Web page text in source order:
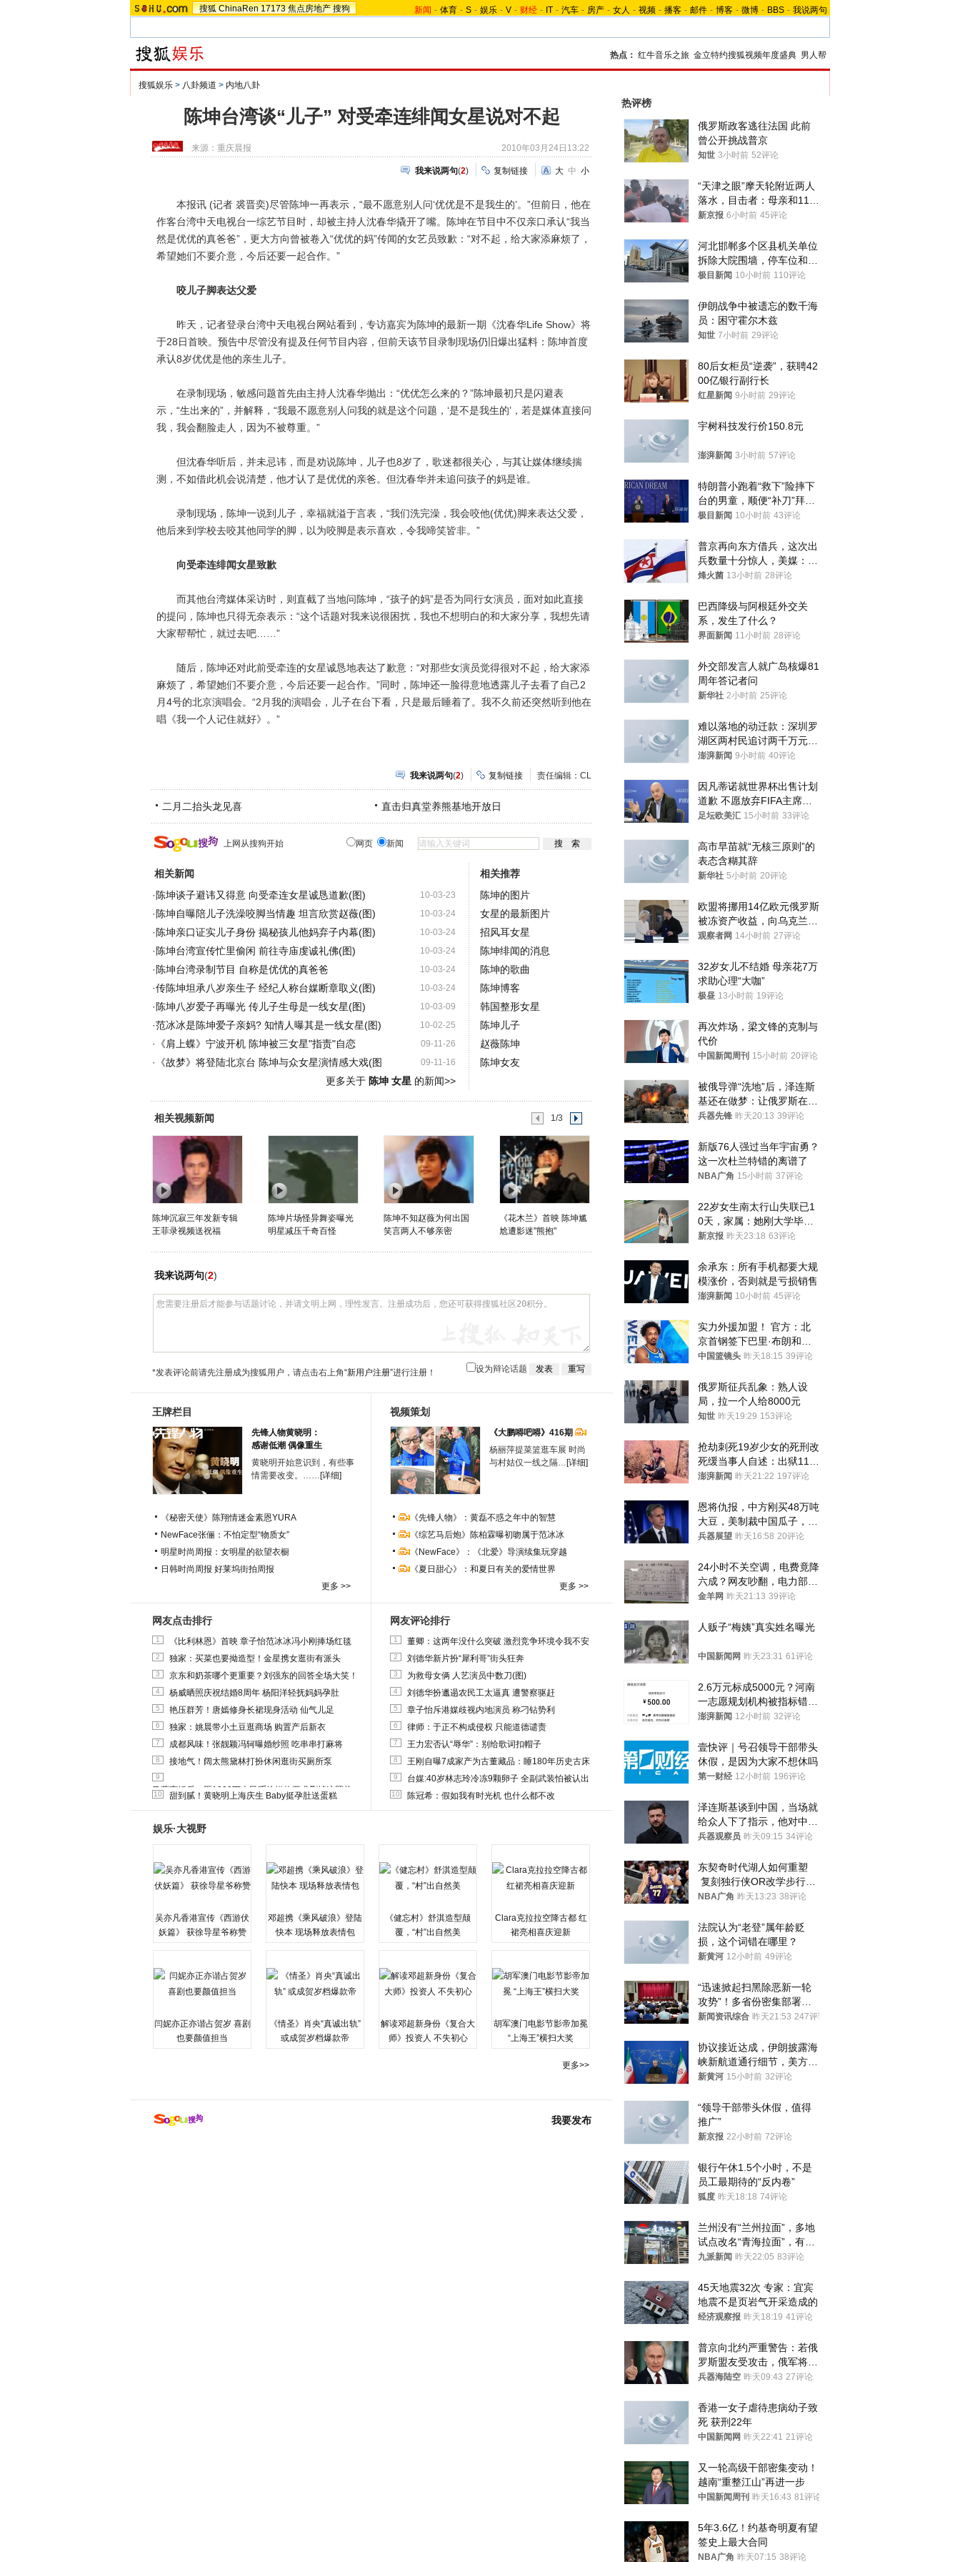
搜狐 ChinaRen 17173 焦点房地产 搜狗 新闻 - 体育 - S - 娱乐 - V - 财经 - IT - 汽车 - 房产 - 女人 - 视频 - 播客 - 邮件 - 博客 - 微博 - BBS - 我说两句
热点： 红牛音乐之旅 金立特约搜狐视频年度盛典 男人帮
搜狐娱乐 > 八卦频道 > 内地八卦
陈坤台湾谈“儿子” 对受牵连绯闻女星说对不起
来源：重庆晨报 2010年03月24日13:22
我来说两句(2) 复制链接 大 中 小
本报讯 (记者 裘晋奕)尽管陈坤一再表示，“最不愿意别人问‘优优是不是我生的’。”但前日，他在
作客台湾中天电视台一综艺节目时，却被主持人沈春华撬开了嘴。陈坤在节目中不仅亲口承认“我当
然是优优的真爸爸”，更大方向曾被卷入“优优的妈”传闻的女艺员致歉：“对不起，给大家添麻烦了，
希望她们不要介意，今后还要一起合作。”
咬儿子脚表达父爱
昨天，记者登录台湾中天电视台网站看到，专访嘉宾为陈坤的最新一期《沈春华Life Show》将
于28日首映。预告中尽管没有提及任何节目内容，但前天该节目录制现场仍旧爆出猛料：陈坤首度
承认8岁优优是他的亲生儿子。
在录制现场，敏感问题首先由主持人沈春华抛出：“优优怎么来的？”陈坤最初只是闪避表
示，“生出来的”，并解释，“我最不愿意别人问我的就是这个问题，‘是不是我生的’，若是媒体直接问
我，我会翻脸走人，因为不被尊重。”
但沈春华听后，并未忌讳，而是劝说陈坤，儿子也8岁了，歌迷都很关心，与其让媒体继续揣
测，不如借此机会说清楚，他才认了是优优的亲爸。但沈春华并未追问孩子的妈是谁。
录制现场，陈坤一说到儿子，幸福就溢于言表，“我们洗完澡，我会咬他(优优)脚来表达父爱，
他后来到学校去咬其他同学的脚，以为咬脚是表示喜欢，令我啼笑皆非。”
向受牵连绯闻女星致歉
而其他台湾媒体采访时，则直截了当地问陈坤，“孩子的妈”是否为同行女演员，面对如此直接
的提问，陈坤也只得无奈表示：“这个话题对我来说很困扰，我也不想明白的和大家分享，我想先请
大家帮帮忙，就过去吧……”
随后，陈坤还对此前受牵连的女星诚恳地表达了歉意：“对那些女演员觉得很对不起，给大家添
麻烦了，希望她们不要介意，今后还要一起合作。”同时，陈坤还一脸得意地透露儿子去看了自己2
月4号的北京演唱会。“2月我的演唱会，儿子在台下看，只是最后睡着了。我不久前还突然听到他在
唱《我一个人记住就好》。”
我来说两句(2) 复制链接 责任编辑：CL
二月二抬头龙见喜 直击归真堂养熊基地开放日
上网从搜狗开始 网页 新闻
相关新闻
10-03-23
· 陈坤谈子避讳又得意 向受牵连女星诚恳道歉(图)
10-03-24
· 陈坤自曝陪儿子洗澡咬脚当情趣 坦言欣赏赵薇(图)
10-03-24
· 陈坤亲口证实儿子身份 揭秘孩儿他妈弃子内幕(图)
10-03-24
· 陈坤台湾宣传忙里偷闲 前往寺庙虔诚礼佛(图)
10-03-24
· 陈坤台湾录制节目 自称是优优的真爸爸
10-03-24
·传陈坤坦承八岁亲生子 经纪人称台媒断章取义(图)
10-03-09
· 陈坤八岁爱子再曝光 传儿子生母是一线女星(图)
10-02-25
·范冰冰是陈坤爱子亲妈? 知情人曝其是一线女星(图)
09-11-26
· 《肩上蝶》宁波开机 陈坤被三女星"指责"自恋
09-11-16
· 《故梦》将登陆北京台 陈坤与众女星演情感大戏(图
更多关于 陈坤 女星 的新闻>>
相关推荐
陈坤的图片
女星的最新图片
招风耳女星
陈坤绯闻的消息
陈坤的歌曲
陈坤博客
韩国整形女星
陈坤儿子
赵薇陈坤
陈坤女友
相关视频新闻 1/3
陈坤沉寂三年发新专辑
王菲录视频送祝福
陈坤片场怪异舞姿曝光
明星减压千奇百怪
陈坤不知赵薇为何出国
笑言两人不够亲密
《花木兰》首映 陈坤尴
尬遭影迷"熊抱"
我来说两句(2)
*发表评论前请先注册成为搜狐用户，请点击右上角“新用户注册”进行注册！ 设为辩论话题
王牌栏目
先锋人物黄晓明：
感谢低潮 偶像重生
黄晓明开始意识到，有些事
情需要改变。…… [详细]
《秘密天使》陈翔情迷金素恩YURA
NewFace张俪：不怕定型“物质女”
明星时尚周报：女明星的欲望衣橱
日韩时尚周报 好莱坞街拍周报
更多 >>
视频策划
《大鹏嘚吧嘚》416期
杨丽萍提菜篮逛车展 时尚
与村姑仅一线之隔… [详细]
《先锋人物》：黄磊不惑之年中的智慧
《综艺马后炮》陈柏霖曝初吻属于范冰冰
《NewFace》：《北爱》导演续集玩穿越
《夏日甜心》：和夏日有关的爱情世界
更多 >>
网友点击排行
1 《比利林恩》首映 章子怡范冰冰冯小刚捧场红毯
2 独家：买菜也要拗造型！金星携女逛街有派头
3 京东和奶茶哪个更重要？刘强东的回答全场大笑！
4 杨威晒照庆祝结婚8周年 杨阳洋轻抚妈妈孕肚
5 艳压群芳！唐嫣修身长裙现身活动 仙气儿足
6 独家：姚晨带小土豆逛商场 购置产后新衣
7 成都风味！张靓颖冯轲曝婚纱照 吃串串打麻将
8 接地气！阔太熊黛林打扮休闲逛街买厕所泵
9
马蓉离婚后，砸1000万人民币给媒体要求删掉这照片
10 甜到腻！黄晓明上海庆生 Baby挺孕肚送蛋糕
网友评论排行
1 董卿：这两年没什么突破 激烈竞争环境令我不安
2 刘德华新片扮“犀利哥”街头狂奔
3 为救母女俩 人艺演员中数刀(图)
4 刘德华扮邋遢农民工太逼真 遭警察驱赶
5 章子怡斥港媒歧视内地演员 称刁钻势利
6 律师：于正不构成侵权 只能道德谴责
7 王力宏否认“辱华”：别给歌词扣帽子
8 王刚自曝7成家产为古董藏品：睡180年历史古床
9 台媒:40岁林志玲冷冻9颗卵子 全副武装怕被认出
10 陈冠希：假如我有时光机 也什么都不改
娱乐·大视野
吴亦凡香港宣传《西游伏
妖篇》 获徐导星爷称赞
邓超携《乘风破浪》登陆
快本 现场释放表情包
《健忘村》舒淇造型颠
覆，“村”出自然美
Clara克拉拉空降古都 红
裙亮相喜庆迎新
闫妮亦正亦谐占贺岁 喜剧
也要颜值担当
《情圣》肖央“真诚出轨”
或成贺岁档爆款帝
解读邓超新身份《复合大
师》投资人 不失初心
胡军澳门电影节影帝加冕
“上海王”横扫大奖
更多>>
我要发布
热评榜
俄罗斯政客逃往法国 此前
曾公开挑战普京
知世 3小时前 52评论
“天津之眼”摩天轮附近两人
落水，目击者：母亲和11岁
儿子先后被打捞上岸
新京报 6小时前 45评论
河北邯郸多个区县机关单位
拆除大院围墙，停车位和厕
所免费开放，当地多部门回
极目新闻 10小时前 110评论
伊朗战争中被遗忘的数千海
员：困守霍尔木兹
知世 7小时前 29评论
80后女柜员“逆袭”，获聘42
00亿银行副行长
红星新闻 9小时前 29评论
宇树科技发行价150.8元
澎湃新闻 3小时前 57评论
特朗普小跑着“救下”险摔下
台的男童，顺便“补刀”拜
登：“我可不想他像拜登一
极目新闻 10小时前 43评论
普京再向东方借兵，这次出
兵数量十分惊人，美媒：俄
朝要动真格？
烽火菌 13小时前 28评论
巴西降级与阿根廷外交关
系，发生了什么？
界面新闻 11小时前 28评论
外交部发言人就广岛核爆81
周年答记者问
新华社 2小时前 25评论
难以落地的动迁款：深圳罗
湖区两村民追讨两千万元动
迁款八年未果
澎湃新闻 9小时前 40评论
因凡蒂诺就世界杯出售计划
道歉 不愿放弃FIFA主席职
位
足坛欧美汇 15小时前 33评论
高市早苗就“无核三原则”的
表态含糊其辞
新华社 5小时前 20评论
欧盟将挪用14亿欧元俄罗斯
被冻资产收益，向乌克兰提
供援助
观察者网 14小时前 27评论
32岁女儿不结婚 母亲花7万
求助心理“大咖”
极昼 13小时前 19评论
再次炸场，梁文锋的克制与
代价
中国新闻周刊 15小时前 20评论
被俄导弹“洗地”后，泽连斯
基还在做梦：让俄罗斯在冬
季前求和？
兵器先锋 昨天20:13 39评论
新版76人强过当年宇宙勇？
这一次杜兰特错的离谱了
NBA广角 15小时前 37评论
22岁女生南太行山失联已1
0天，家属：她刚大学毕业
想到山里旅行
新京报 昨天23:18 63评论
余承东：所有手机都要大规
模涨价，否则就是亏损销售
澎湃新闻 10小时前 45评论
实力外援加盟！ 官方：北
京首钢签下巴里·布朗和桑
普森
中国篮镜头 昨天18:15 39评论
俄罗斯征兵乱象：熟人设
局，拉一个人给8000元
知世 昨天19:29 153评论
抢劫刺死19岁少女的死刑改
死缓当事人自述：出狱11年
间始终刻意躲避被害人家属
澎湃新闻 昨天21:22 197评论
恩将仇报，中方刚买48万吨
大豆，美制裁中国瓜子，布
林肯措辞变了
兵器展望 昨天16:58 20评论
24小时不关空调，电费竟降
六成？网友吵翻，电力部门
回应→
金羊网 昨天21:13 39评论
人贩子“梅姨”真实姓名曝光
中国新闻网 昨天23:31 61评论
2.6万元标成5000元？河南
一志愿规划机构被指标错学
费致考生复读
澎湃新闻 12小时前 32评论
壹快评｜号召领导干部带头
休假，是因为大家不想休吗
第一财经 12小时前 196评论
泽连斯基谈到中国，当场就
给众人下了指示，他对中国
和中乌关系，显然又有了新
兵器观察员 昨天09:15 34评论
东契奇时代湖人如何重塑
复刻独行侠OR改学步行
者？
NBA广角 昨天13:23 38评论
法院认为“老登”属年龄贬
损，这个词错在哪里？
新黄河 12小时前 49评论
“迅速掀起扫黑除恶新一轮
攻势”！多省份密集部署，
公布举报方式
新闻资讯综合 昨天21:53 247评论
协议接近达成，伊朗披露海
峡新航道通行细节，美方再
提“倒计时”
新黄河 15小时前 32评论
“领导干部带头休假，值得
推广”
新京报 22小时前 72评论
银行午休1.5个小时，不是
员工最期待的“反内卷”
狐度 昨天18:18 74评论
兰州没有“兰州拉面”，多地
试点改名“青海拉面”，有商
家改名已两年
九派新闻 昨天22:05 83评论
45天地震32次 专家：宜宾
地震不是页岩气开采造成的
经济观察报 昨天18:19 41评论
普京向北约严重警告：若俄
罗斯盟友受攻击，俄军将动
用核武器保护
兵器海陆空 昨天09:43 27评论
香港一女子虐待患病幼子致
死 获刑22年
中国新闻网 昨天22:41 21评论
又一轮高级干部密集变动！
越南“重整江山”再进一步
中国新闻周刊 昨天16:43 81评论
5年3.6亿！约基奇明夏有望
签史上最大合同
NBA广角 昨天07:15 38评论